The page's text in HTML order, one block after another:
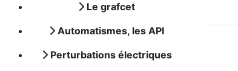
Le grafcet
Automatismes, les API
Perturbations électriques